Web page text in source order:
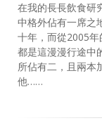
在我的長長飲食研
中格外佔有一席
十年，而從2005年
都是這漫漫行途中
所佔有二，且兩本
他……